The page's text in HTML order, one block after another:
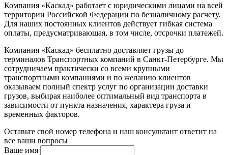
Компания «Каскад» работает с юридическими лицами на всей
территории Российской Федерации по безналичному расчету.
Для наших постоянных клиентов действует гибкая система
оплаты, предусматривающая, в том числе, отсрочки платежей.
Компания «Каскад» бесплатно доставляет грузы до
терминалов Транспортных компаний в Санкт-Петербурге. Мы
сотрудничаем практически со всеми крупными
транспортными компаниями и по желанию клиентов
оказываем полный спектр услуг по организации доставки
грузов, выбирая наиболее оптимальный вид транспорта в
зависимости от пункта назначения, характера груза и
временных факторов.
Оставьте свой номер телефона и наш консультант ответит на
все ваши вопросы
Ваше имя